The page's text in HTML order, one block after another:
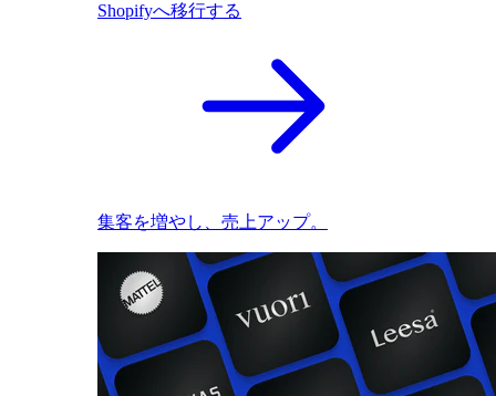
Shopifyへ移行する
集客を増やし、売上アップ。